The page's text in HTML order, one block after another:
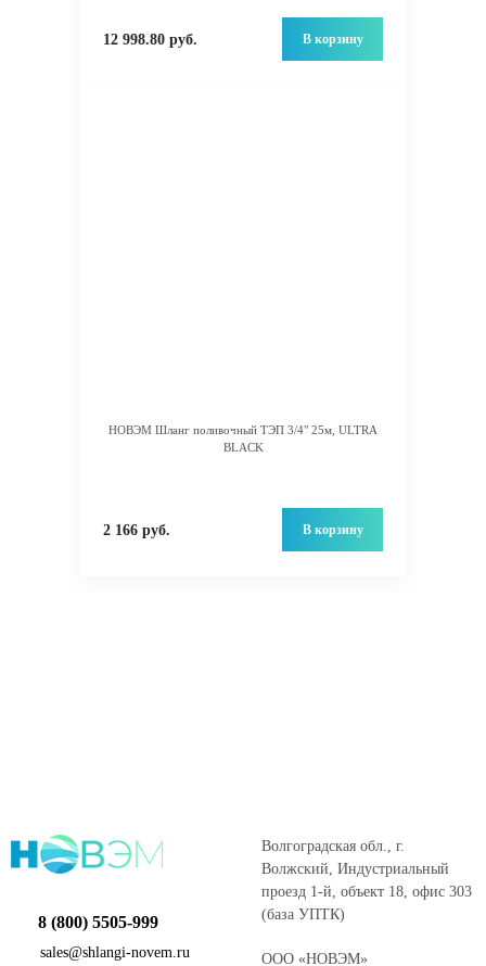
12 998.80 руб. В корзину
НОВЭМ Шланг поливочный ТЭП 3/4" 25м, ULTRA
BLACK
2 166 руб. В корзину
8 (800) 5505-999
sales@shlangi-novem.ru
Волгоградская обл., г.
Волжский, Индустриальный
проезд 1-й, объект 18, офис 303
(база УПТК)
ООО «НОВЭМ»